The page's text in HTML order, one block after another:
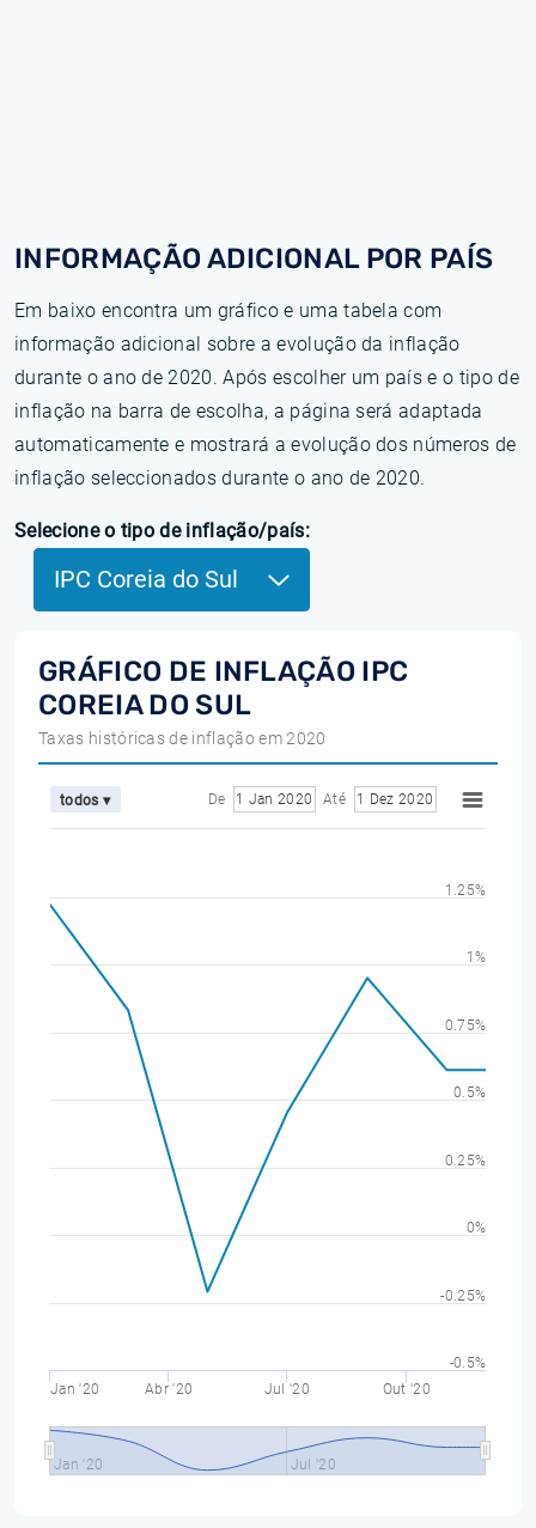
INFORMAÇÃO ADICIONAL POR PAÍS
Em baixo encontra um gráfico e uma tabela com
informação adicional sobre a evolução da inflação
durante o ano de 2020. Após escolher um país e o tipo de
inflação na barra de escolha, a página será adaptada
automaticamente e mostrará a evolução dos números de
inflação seleccionados durante o ano de 2020.
Selecione o tipo de inflação/país:
IPC Coreia do Sul
GRÁFICO DE INFLAÇÃO IPC
COREIA DO SUL
Taxas históricas de inflação em 2020
todos ▾ De 1 Jan 2020 Até 1 Dez 2020
Jan '20 Abr '20 Jul '20 Out '20
Jan '20 Jul '20
-0.5%
-0.25%
0%
0.25%
0.5%
0.75%
1%
1.25%